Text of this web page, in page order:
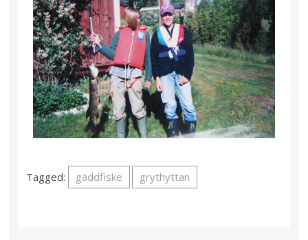
Tagged: gäddfiske grythyttan